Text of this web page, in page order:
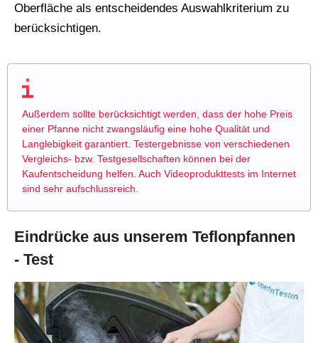
Oberfläche als entscheidendes Auswahlkriterium zu
berücksichtigen.
Außerdem sollte berücksichtigt werden, dass der hohe Preis
einer Pfanne nicht zwangsläufig eine hohe Qualität und
Langlebigkeit garantiert. Testergebnisse von verschiedenen
Vergleichs- bzw. Testgesellschaften können bei der
Kaufentscheidung helfen. Auch Videoprodukttests im Internet
sind sehr aufschlussreich.
Eindrücke aus unserem Teflonpfannen
- Test